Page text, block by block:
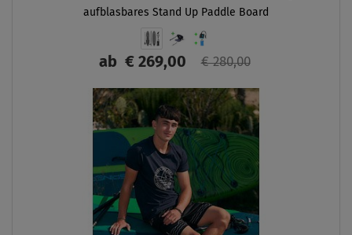
aufblasbares Stand Up Paddle Board
ab€ 269,00 € 280,00
ANZEIGEN